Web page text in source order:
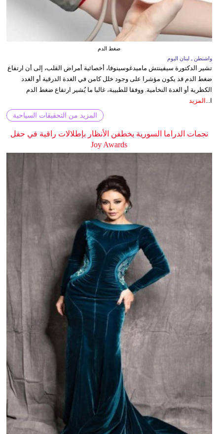
ضغط الدم
واشنطن ـ لبنان اليوم
تشير الدكتورة سيفينتش ماميدغوسينوفا، أخصائية أمراض القلب، إلى أن ارتفاع
ضغط الدم قد يكون مؤشرا على وجود خلل كامن في الغدة الدرقية أو الغدد
الكظرية أو الغدة النخامية. ووفقا للطبيبة، غالبا ما يُشير ارتفاع ضغط الدم
ا...
المزيد
المزيد من التحقيقات السياحية
نجمات الدراما السورية يخطفن الأنظار بإطلالات راقية في حفل
Joy Awards